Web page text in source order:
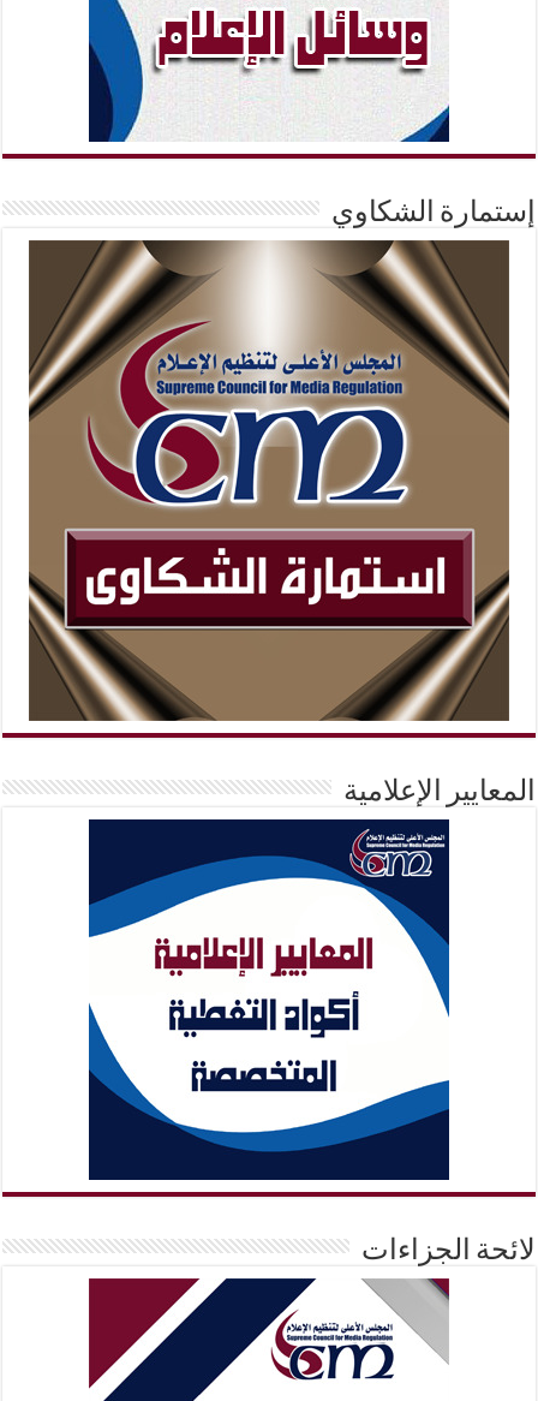
إستمارة الشكاوي
المعايير الإعلامية
لائحة الجزاءات